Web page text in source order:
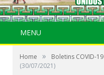
MENU
Home » Boletins COVID-19
(30/07/2021)